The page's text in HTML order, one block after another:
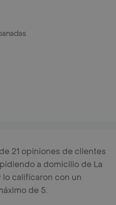
21 opiniones de clientes
a domicilio de La
lo calificaron con un
de 5.